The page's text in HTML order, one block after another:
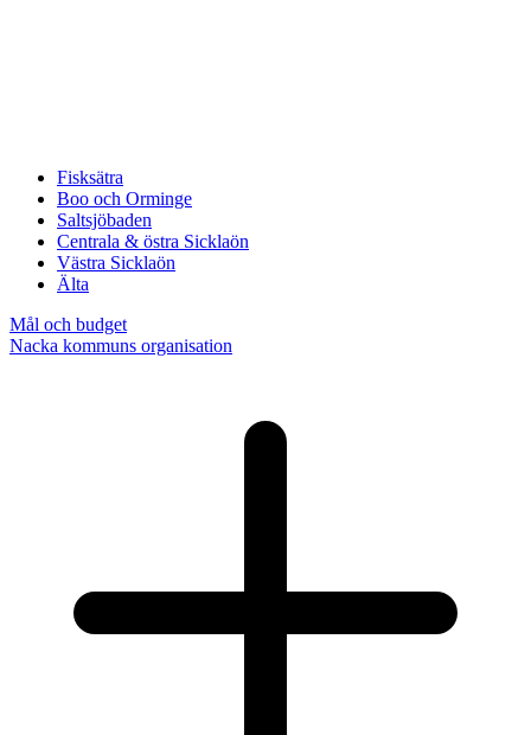
Fisksätra
Boo och Orminge
Saltsjöbaden
Centrala & östra Sicklaön
Västra Sicklaön
Älta
Mål och budget
Nacka kommuns organisation